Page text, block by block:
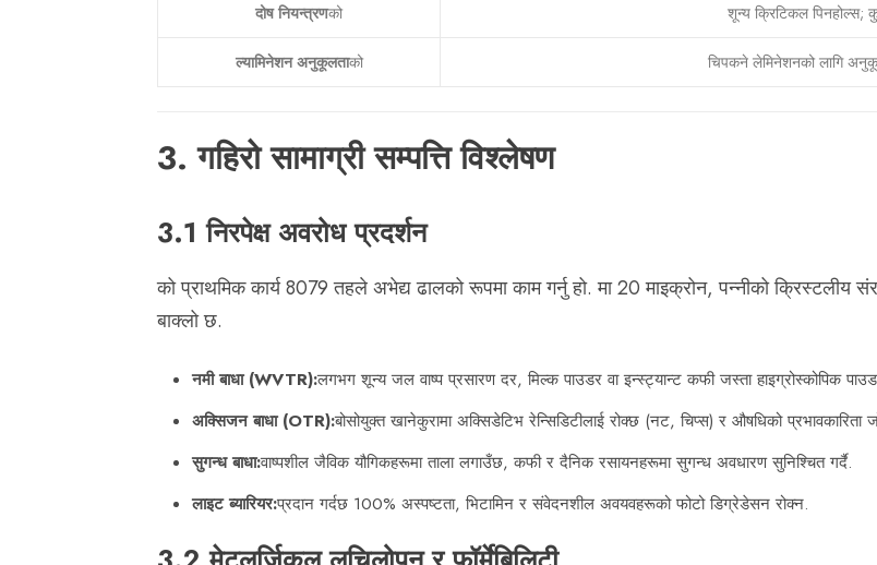
दोष नियन्त्रणको शून्य क्रिटिकल पिनहोल्स;
ल्यामिनेशन अनुकूलताको चिपकने लेमिनेशनको लागि
3. गहिरो सामाग्री सम्पत्ति विश्लेषण
3.1 निरपेक्ष अवरोध प्रदर्शन
को प्राथमिक कार्य 8079 तहले अभेद्य ढालको रूपमा काम गर्नु हो. मा 20 माइक्रोन, पन्नीको क्रिस्टलीय
बाक्लो छ.
नमी बाधा (WVTR):लगभग शून्य जल वाष्प प्रसारण दर, मिल्क पाउडर वा इन्स्ट्यान्ट कफी जस्ता हाइग्रोस्कोपिक
अक्सिजन बाधा (OTR):बोसोयुक्त खानेकुरामा अक्सिडेटिभ रेन्सिडिटीलाई रोक्छ (नट, चिप्स) र औषधिको प्रभावकारिता
सुगन्ध बाधा:वाष्पशील जैविक यौगिकहरूमा ताला लगाउँछ, कफी र दैनिक रसायनहरूमा सुगन्ध अवधारण सुनिश्चित गर्दै.
लाइट ब्यारियर:प्रदान गर्दछ 100% अस्पष्टता, भिटामिन र संवेदनशील अवयवहरूको फोटो डिग्रेडेसन रोक्न.